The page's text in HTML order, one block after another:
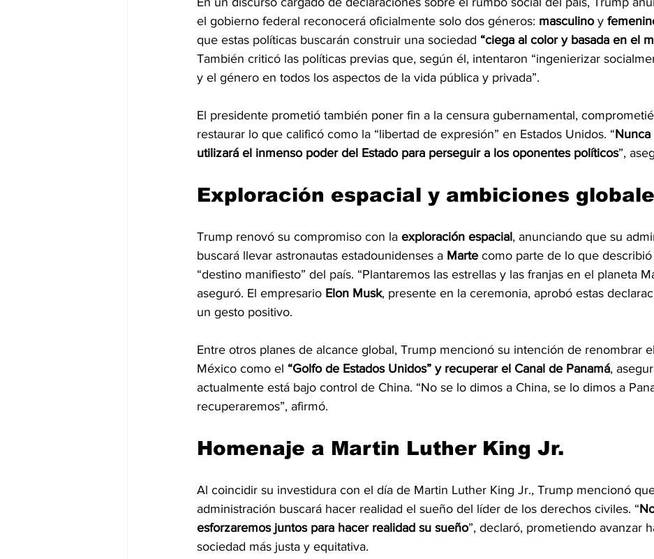
el gobierno federal reconocerá oficialmente solo dos géneros: masculino y
que estas políticas buscarán construir una sociedad “ciega al color y basada en el
También criticó las políticas previas que, según él, intentaron “ingenierizar
y el género en todos los aspectos de la vida pública y privada”.
El presidente prometió también poner fin a la censura gubernamental,
restaurar lo que calificó como la “libertad de expresión” en Estados Unidos. “Nunca
utilizará el inmenso poder del Estado para perseguir a los oponentes políticos”,
Exploración espacial y ambiciones
Trump renovó su compromiso con la exploración espacial, anunciando que su
buscará llevar astronautas estadounidenses a Marte como parte de lo que
“destino manifiesto” del país. “Plantaremos las estrellas y las franjas en el planeta
aseguró. El empresario Elon Musk, presente en la ceremonia, aprobó estas
un gesto positivo.
Entre otros planes de alcance global, Trump mencionó su intención de renombrar
México como el “Golfo de Estados Unidos” y recuperar el Canal de Panamá,
actualmente está bajo control de China. “No se lo dimos a China, se lo dimos a
recuperaremos”, afirmó.
Homenaje a Martin Luther King Jr.
Al coincidir su investidura con el día de Martin Luther King Jr., Trump mencionó
administración buscará hacer realidad el sueño del líder de los derechos civiles. “
esforzaremos juntos para hacer realidad su sueño”, declaró, prometiendo avanzar
sociedad más justa y equitativa.